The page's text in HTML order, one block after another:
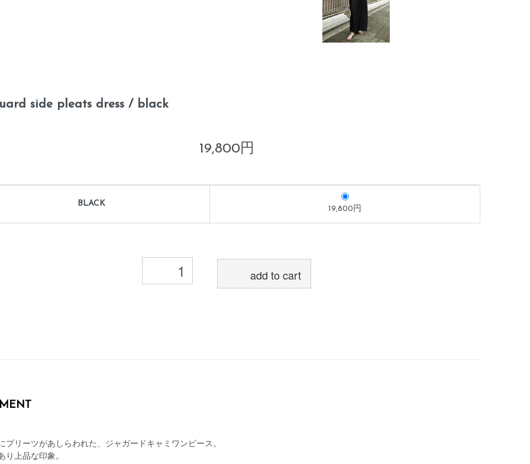
side pleats dress / black
19,800円
BLACK
19,800円
add to cart
プリーツがあしらわれた、ジャガードキャミワンピース。
り上品な印象。